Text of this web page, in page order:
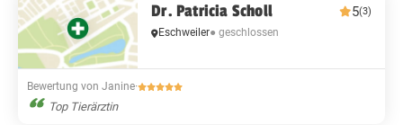
Dr. Patricia Scholl 5(3)
Eschweiler● geschlossen
Bewertung von Janine·
Top Tierärztin